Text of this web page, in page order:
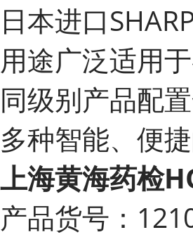
日本进口
用途广泛适用
同级别产品配置
多种智能、便
上海黄海药检
产品货号：